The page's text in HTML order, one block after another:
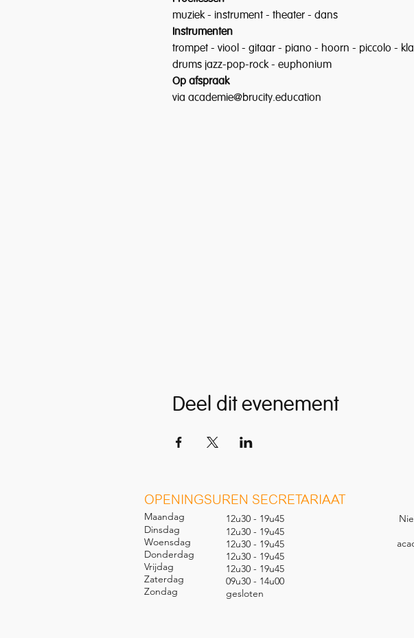
muziek - instrument - theater - dans
Instrumenten
trompet - viool - gitaar - piano - hoorn - piccolo -
drums jazz-pop-rock - euphonium
Op afspraak
via academie@brucity.education
Deel dit evenement
OPENINGSUREN SECRETARIAAT
Maandag
Dinsdag
Woensdag
Donderdag
Vrijdag
Zaterdag
Zondag
12u30 - 19u45
12u30 - 19u45
12u30 - 19u45
12u30 - 19u45
12u30 - 19u45
09u30 - 14u00
gesloten